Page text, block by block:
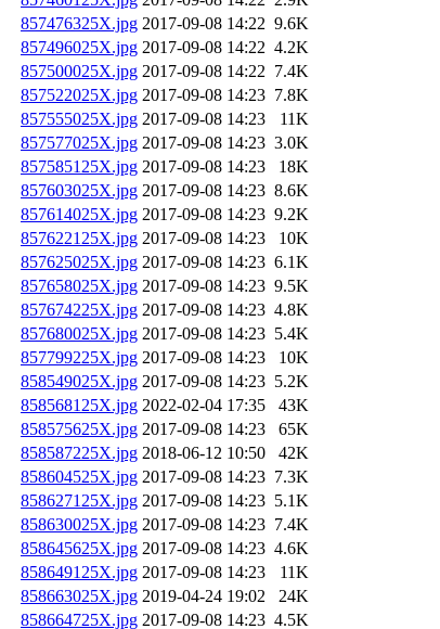
857476325X.jpg 2017-09-08 14:22 9.6K
857496025X.jpg 2017-09-08 14:22 4.2K
857500025X.jpg 2017-09-08 14:22 7.4K
857522025X.jpg 2017-09-08 14:23 7.8K
857555025X.jpg 2017-09-08 14:23
11K
857577025X.jpg 2017-09-08 14:23 3.0K
857585125X.jpg 2017-09-08 14:23
18K
857603025X.jpg 2017-09-08 14:23 8.6K
857614025X.jpg 2017-09-08 14:23 9.2K
857622125X.jpg 2017-09-08 14:23
10K
857625025X.jpg 2017-09-08 14:23 6.1K
857658025X.jpg 2017-09-08 14:23 9.5K
857674225X.jpg 2017-09-08 14:23 4.8K
857680025X.jpg 2017-09-08 14:23 5.4K
857799225X.jpg 2017-09-08 14:23
10K
858549025X.jpg 2017-09-08 14:23 5.2K
858568125X.jpg 2022-02-04 17:35
43K
858575625X.jpg 2017-09-08 14:23
65K
858587225X.jpg 2018-06-12 10:50
42K
858604525X.jpg 2017-09-08 14:23 7.3K
858627125X.jpg 2017-09-08 14:23 5.1K
858630025X.jpg 2017-09-08 14:23 7.4K
858645625X.jpg 2017-09-08 14:23 4.6K
858649125X.jpg 2017-09-08 14:23
11K
858663025X.jpg 2019-04-24 19:02
24K
858664725X.jpg 2017-09-08 14:23 4.5K